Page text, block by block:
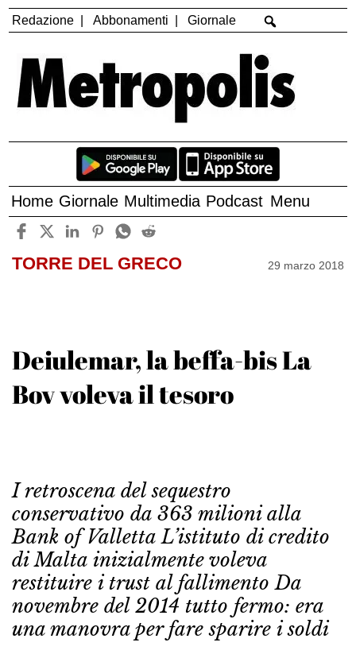
Redazione Abbonamenti Giornale
Home Giornale Multimedia Podcast Menu
TORRE DEL GRECO 29 marzo 2018
Deiulemar, la beffa-bis La
Bov voleva il tesoro
I retroscena del sequestro
conservativo da 363 milioni alla
Bank of Valletta L’istituto di credito
di Malta inizialmente voleva
restituire i trust al fallimento Da
novembre del 2014 tutto fermo: era
una manovra per fare sparire i soldi